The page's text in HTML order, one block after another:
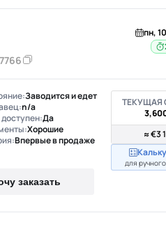
пн,
Заводится и едет
n/a
Да
Хорошие
Впервые в продаже
заказать
ТЕКУЩАЯ
≈ €3
для